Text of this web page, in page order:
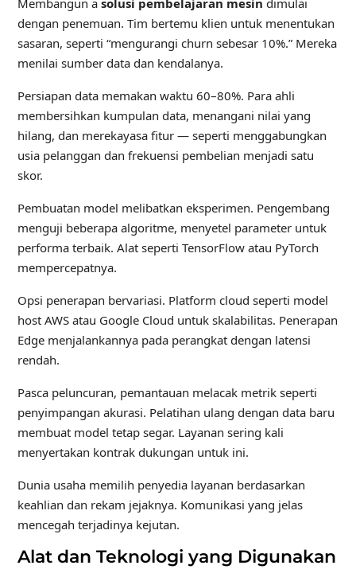
dengan penemuan. Tim bertemu klien untuk menentukan
sasaran, seperti “mengurangi churn sebesar 10%.” Mereka
menilai sumber data dan kendalanya.
Persiapan data memakan waktu 60–80%. Para ahli
membersihkan kumpulan data, menangani nilai yang
hilang, dan merekayasa fitur — seperti menggabungkan
usia pelanggan dan frekuensi pembelian menjadi satu
skor.
Pembuatan model melibatkan eksperimen. Pengembang
menguji beberapa algoritme, menyetel parameter untuk
performa terbaik. Alat seperti TensorFlow atau PyTorch
mempercepatnya.
Opsi penerapan bervariasi. Platform cloud seperti model
host AWS atau Google Cloud untuk skalabilitas. Penerapan
Edge menjalankannya pada perangkat dengan latensi
rendah.
Pasca peluncuran, pemantauan melacak metrik seperti
penyimpangan akurasi. Pelatihan ulang dengan data baru
membuat model tetap segar. Layanan sering kali
menyertakan kontrak dukungan untuk ini.
Dunia usaha memilih penyedia layanan berdasarkan
keahlian dan rekam jejaknya. Komunikasi yang jelas
mencegah terjadinya kejutan.
Alat dan Teknologi yang Digunakan